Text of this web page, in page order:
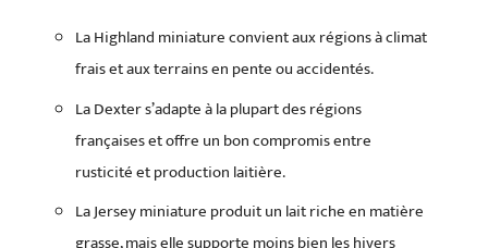
La Highland miniature convient aux régions à climat
frais et aux terrains en pente ou accidentés.
La Dexter s’adapte à la plupart des régions
françaises et offre un bon compromis entre
rusticité et production laitière.
La Jersey miniature produit un lait riche en matière